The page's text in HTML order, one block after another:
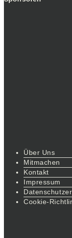
Über Uns
Mitmachen
Kontakt
Impressum
Cookie-